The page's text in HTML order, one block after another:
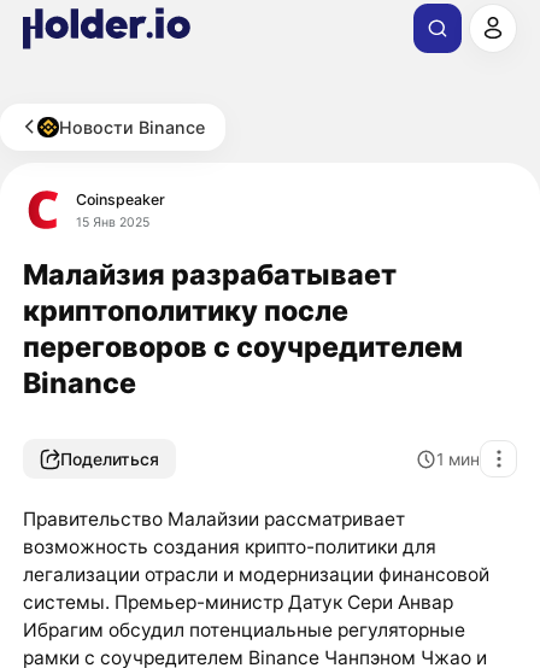
Новости Binance
Coinspeaker
15 Янв 2025
Малайзия разрабатывает
криптополитику после
переговоров с соучредителем
Binance
Поделиться 1 мин
Правительство Малайзии рассматривает
возможность создания крипто-политики для
легализации отрасли и модернизации финансовой
системы. Премьер-министр Датук Сери Анвар
Ибрагим обсудил потенциальные регуляторные
рамки с соучредителем Binance Чанпэном Чжао и